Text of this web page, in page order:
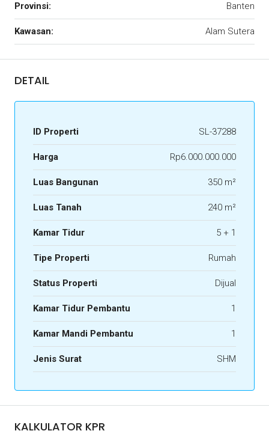
Provinsi: Banten
Kawasan: Alam Sutera
DETAIL
ID Properti SL-37288
Harga Rp6.000.000.000
Luas Bangunan 350 m²
Luas Tanah 240 m²
Kamar Tidur 5 + 1
Tipe Properti Rumah
Status Properti Dijual
Kamar Tidur Pembantu 1
Kamar Mandi Pembantu 1
Jenis Surat SHM
KALKULATOR KPR